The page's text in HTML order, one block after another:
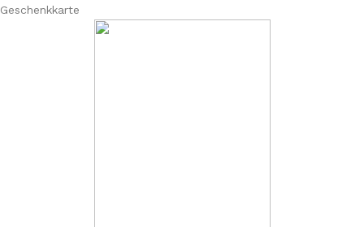
Geschenkkarte